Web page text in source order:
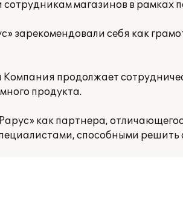
магазинов в рамках
зарекомендовали себя как
продолжает
продукта.
как партнера,
способными